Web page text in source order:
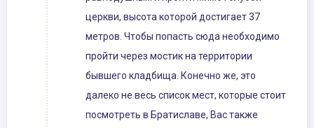
церкви, высота которой достигает 37
метров. Чтобы попасть сюда необходимо
пройти через мостик на территории
бывшего кладбища. Конечно же, это
далеко не весь список мест, которые стоит
посмотреть в Братиславе, Вас также